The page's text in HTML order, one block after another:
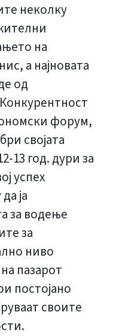
неколку
на
а најновата
од
форум,
својата
13 год. дури за
успех
ја
за водење
за
ниво
пазарот
постојано
своите